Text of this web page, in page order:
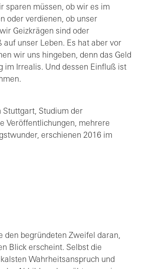
sparen müssen, ob wir es im
oder verdienen, ob unser
Geizkrägen sind oder
unser Leben. Es hat aber vor
wir uns hingeben, denn das Geld
im Irrealis. Und dessen Einfluß ist
Stuttgart, Studium der
Veröffentlichungen, mehrere
erschienen 2016 im
den begründeten Zweifel daran,
Blick erscheint. Selbst die
Wahrheitsanspruch und